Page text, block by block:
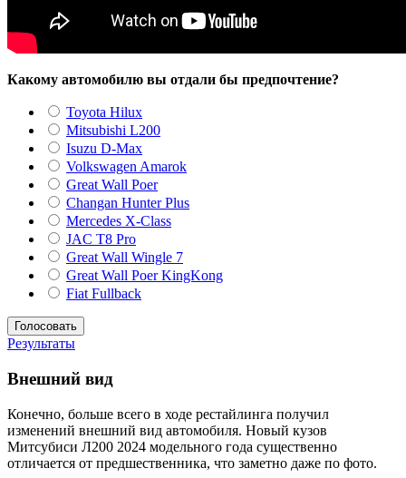
Какому автомобилю вы отдали бы предпочтение?
Toyota Hilux
Mitsubishi L200
Isuzu D-Max
Volkswagen Amarok
Great Wall Poer
Changan Hunter Plus
Mercedes X-Class
JAC T8 Pro
Great Wall Wingle 7
Great Wall Poer KingKong
Fiat Fullback
Результаты
Внешний вид
Конечно, больше всего в ходе рестайлинга получил
изменений внешний вид автомобиля. Новый кузов
Митсубиси Л200 2024 модельного года существенно
отличается от предшественника, что заметно даже по фото.